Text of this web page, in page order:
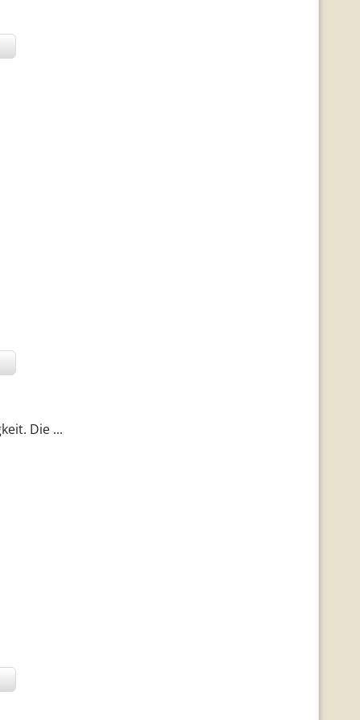
Die ...